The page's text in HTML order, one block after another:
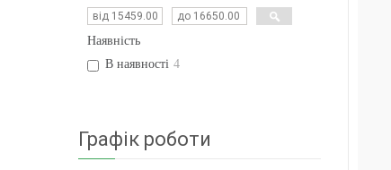
Наявність
В наявності 4
Графік роботи